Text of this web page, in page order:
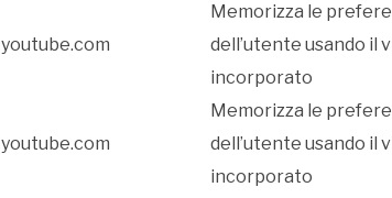
youtube.com
Memorizza le
dell’utente usando il
incorporato
youtube.com
Memorizza le
dell’utente usando il
incorporato